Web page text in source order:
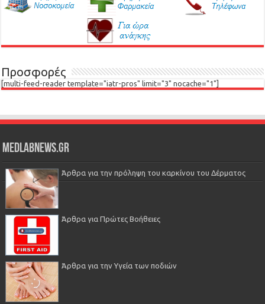
Προσφορές
[multi-feed-reader template="iatr-pros" limit="3" nocache="1"]
Medlabnews.gr
Άρθρα για την πρόληψη του καρκίνου του Δέρματος
Άρθρα για Πρώτες Βοήθειες
Άρθρα για την Υγεία των ποδιών